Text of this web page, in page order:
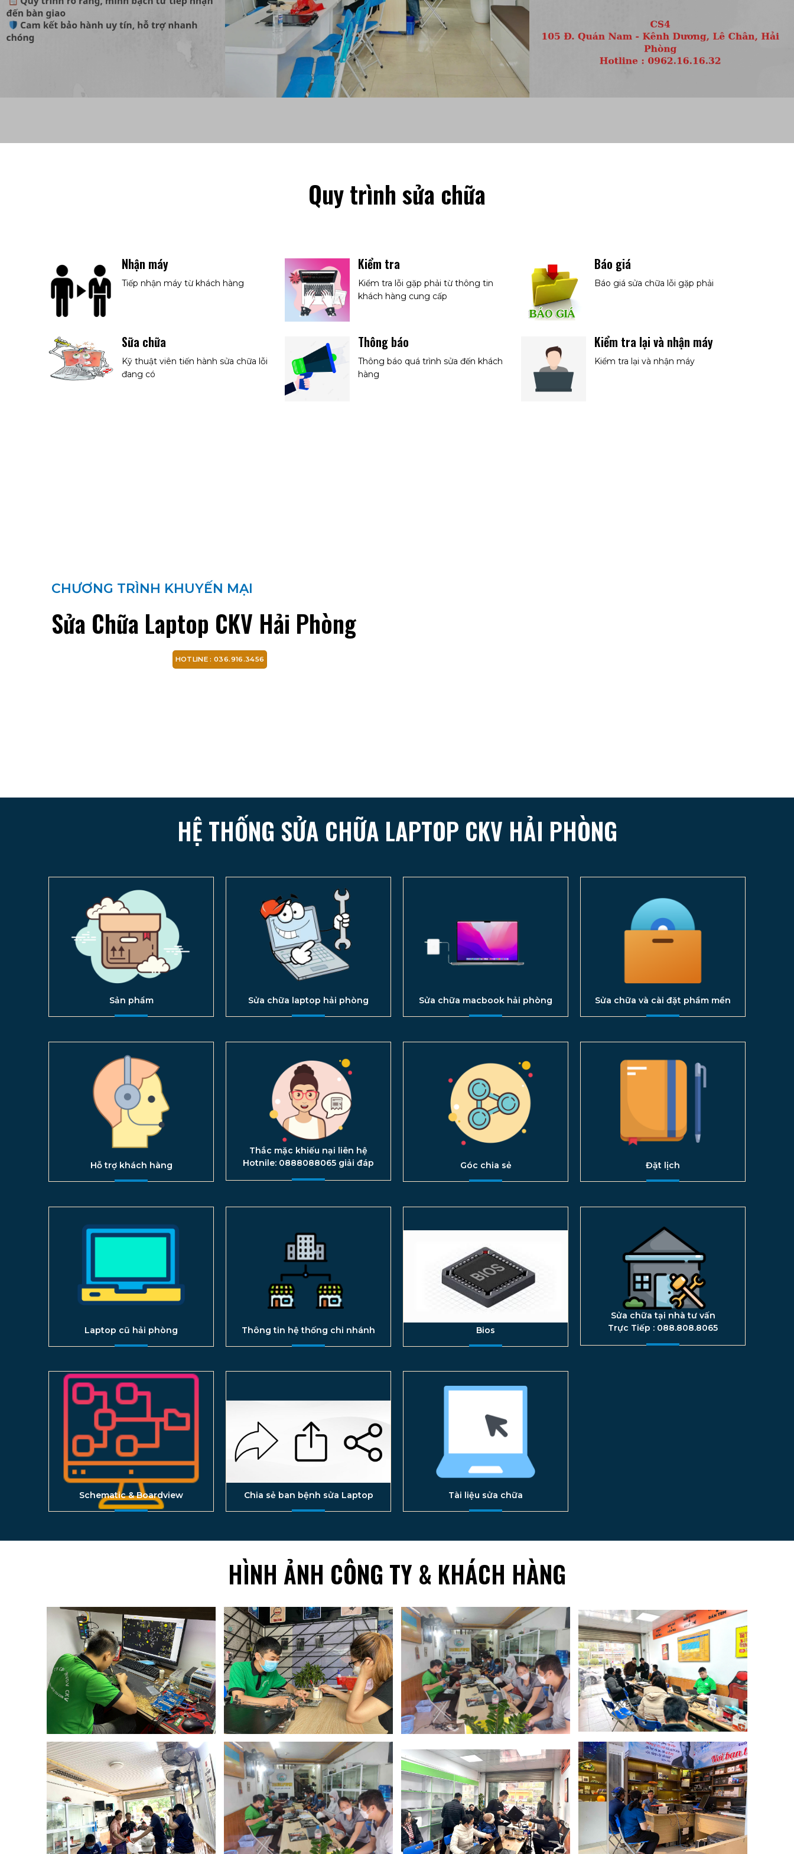
Sửa chữa laptop hải phòng Cung cấp linh kiện Dịch vụ doanh nghiệp
Quy trình sửa chữa
Nhận máy
Tiếp nhận máy từ khách hàng
Kiểm tra
Kiểm tra lỗi gặp phải từ thông tin
khách hàng cung cấp
Báo giá
Báo giá sửa chữa lỗi gặp phải
Sữa chữa
Kỹ thuật viên tiến hành sửa chữa lỗi
đang có
Thông báo
Thông báo quá trình sửa đến khách
hàng
Kiểm tra lại và nhận máy
Kiểm tra lại và nhận máy
CHƯƠNG TRÌNH KHUYẾN MẠI
Sửa Chữa Laptop CKV Hải Phòng
HOTLINE : 036.916.3456
HỆ THỐNG SỬA CHỮA LAPTOP CKV HẢI PHÒNG
Sản phẩm Sửa chữa laptop hải phòng Sửa chữa macbook hải phòng Sửa chữa và cài đặt phầm mền
Hỗ trợ khách hàng
Thắc mặc khiếu nại liên hệ
Hotnile: 0888088065 giải đáp
Góc chia sẻ Đặt lịch
Laptop cũ hải phòng Thông tin hệ thống chi nhánh Bios
Sửa chữa tại nhà tư vấn
Trực Tiếp : 088.808.8065
Schematic & Boardview Chia sẻ ban bệnh sửa Laptop Tài liệu sửa chữa
HÌNH ẢNH CÔNG TY & KHÁCH HÀNG